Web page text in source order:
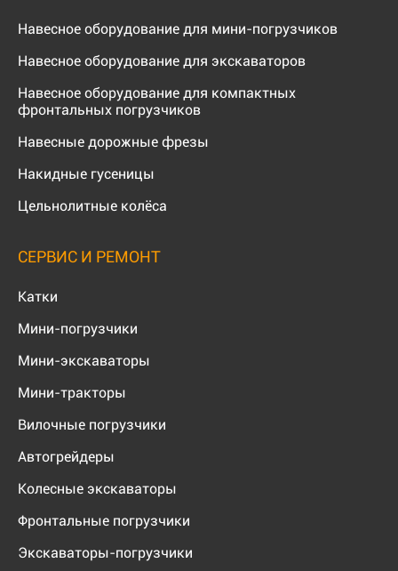
Навесное оборудование для мини-погрузчиков
Навесное оборудование для экскаваторов
Навесное оборудование для компактных
фронтальных погрузчиков
Навесные дорожные фрезы
Накидные гусеницы
Цельнолитные колёса
СЕРВИС И РЕМОНТ
Катки
Мини-погрузчики
Мини-экскаваторы
Мини-тракторы
Вилочные погрузчики
Автогрейдеры
Колесные экскаваторы
Фронтальные погрузчики
Экскаваторы-погрузчики